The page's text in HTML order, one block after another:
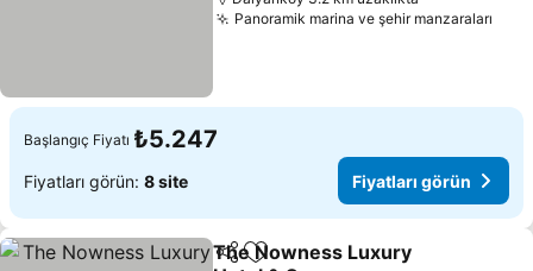
Panoramik marina ve şehir manzaraları
Başlangıç Fiyatı ₺5.247
Fiyatları görün: 8 site Fiyatları görün
PaylaşFavorilerime ekle
The Nowness Luxury